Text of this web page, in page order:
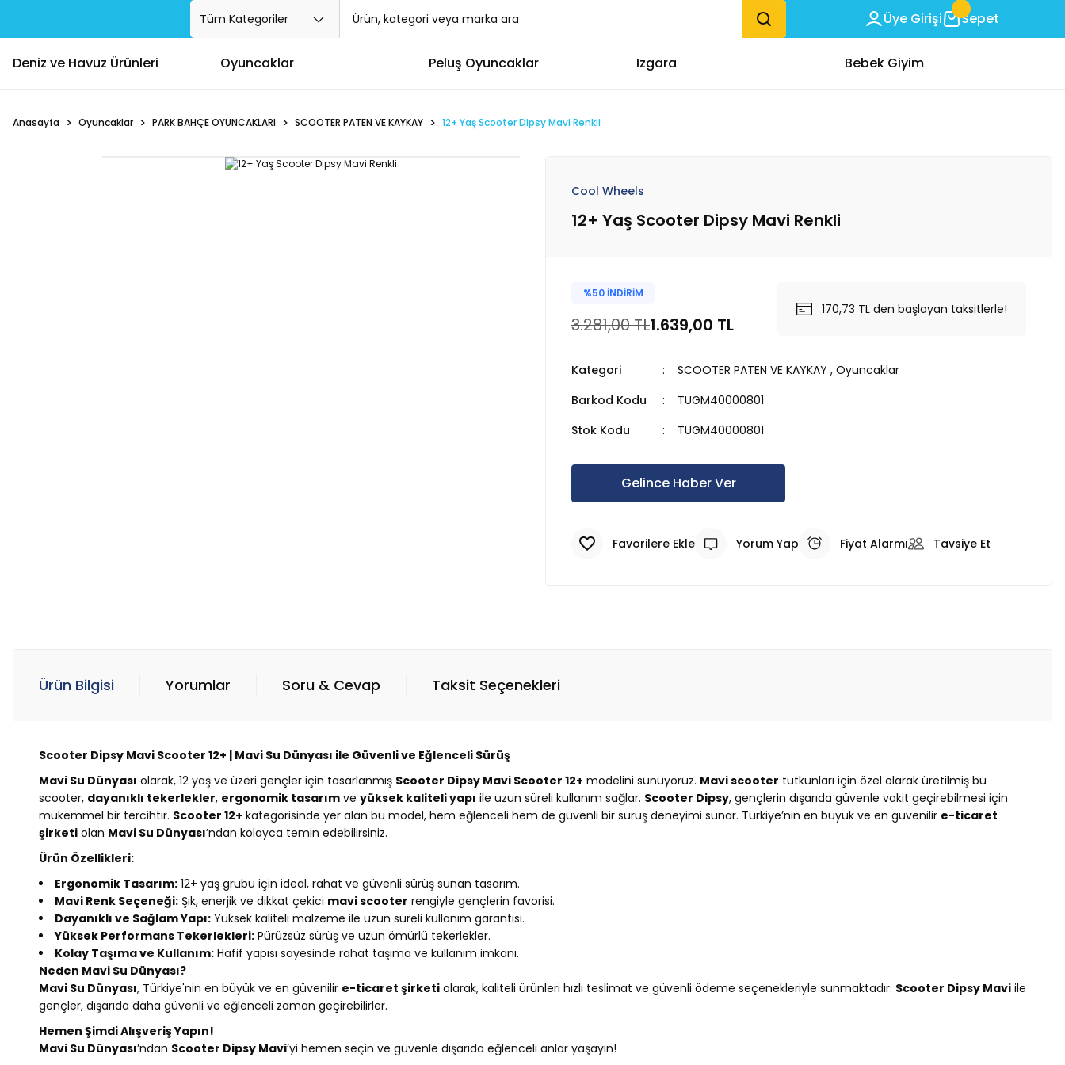
Üye Girişi Sepet
Deniz ve Havuz Ürünleri Oyuncaklar Peluş Oyuncaklar Izgara Bebek Giyim
Anasayfa Oyuncaklar PARK BAHÇE OYUNCAKLARI SCOOTER PATEN VE KAYKAY 12+ Yaş Scooter Dipsy Mavi Renkli
Cool Wheels
12+ Yaş Scooter Dipsy Mavi Renkli
%50 İNDİRİM
3.281,00 TL1.639,00 TL
170,73 TL den başlayan taksitlerle!
Kategori SCOOTER PATEN VE KAYKAY , Oyuncaklar
Barkod Kodu
TUGM40000801
Stok Kodu
TUGM40000801
Gelince Haber Ver
Yorum Yap Fiyat Alarmı Tavsiye Et
Ürün Bilgisi Yorumlar Soru & Cevap Taksit Seçenekleri
Scooter Dipsy Mavi Scooter 12+ | Mavi Su Dünyası ile Güvenli ve Eğlenceli Sürüş
Mavi Su Dünyası olarak, 12 yaş ve üzeri gençler için tasarlanmış Scooter Dipsy Mavi Scooter 12+ modelini sunuyoruz. Mavi scooter tutkunları için özel olarak üretilmiş bu
scooter, dayanıklı tekerlekler, ergonomik tasarım ve yüksek kaliteli yapı ile uzun süreli kullanım sağlar. Scooter Dipsy, gençlerin dışarıda güvenle vakit geçirebilmesi için
mükemmel bir tercihtir. Scooter 12+ kategorisinde yer alan bu model, hem eğlenceli hem de güvenli bir sürüş deneyimi sunar. Türkiye’nin en büyük ve en güvenilir e-ticaret
şirketi olan Mavi Su Dünyası’ndan kolayca temin edebilirsiniz.
Ürün Özellikleri:
Ergonomik Tasarım: 12+ yaş grubu için ideal, rahat ve güvenli sürüş sunan tasarım.
Mavi Renk Seçeneği: Şık, enerjik ve dikkat çekici mavi scooter rengiyle gençlerin favorisi.
Dayanıklı ve Sağlam Yapı: Yüksek kaliteli malzeme ile uzun süreli kullanım garantisi.
Yüksek Performans Tekerlekleri: Pürüzsüz sürüş ve uzun ömürlü tekerlekler.
Kolay Taşıma ve Kullanım: Hafif yapısı sayesinde rahat taşıma ve kullanım imkanı.
Neden Mavi Su Dünyası?
Mavi Su Dünyası, Türkiye'nin en büyük ve en güvenilir e-ticaret şirketi olarak, kaliteli ürünleri hızlı teslimat ve güvenli ödeme seçenekleriyle sunmaktadır. Scooter Dipsy Mavi ile
gençler, dışarıda daha güvenli ve eğlenceli zaman geçirebilirler.
Hemen Şimdi Alışveriş Yapın!
Mavi Su Dünyası’ndan Scooter Dipsy Mavi’yi hemen seçin ve güvenle dışarıda eğlenceli anlar yaşayın!